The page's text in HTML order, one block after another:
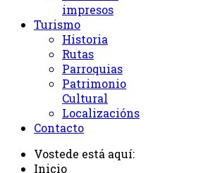
impresos
Turismo
Historia
Rutas
Parroquias
Patrimonio
Cultural
Localizacións
Contacto
Vostede está aquí:
Inicio